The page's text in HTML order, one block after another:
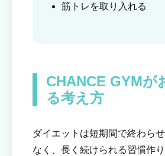
筋トレを取り入れる
CHANCE GYMが
る考え方
ダイエットは短期間で終わら
なく、長く続けられる習慣作り